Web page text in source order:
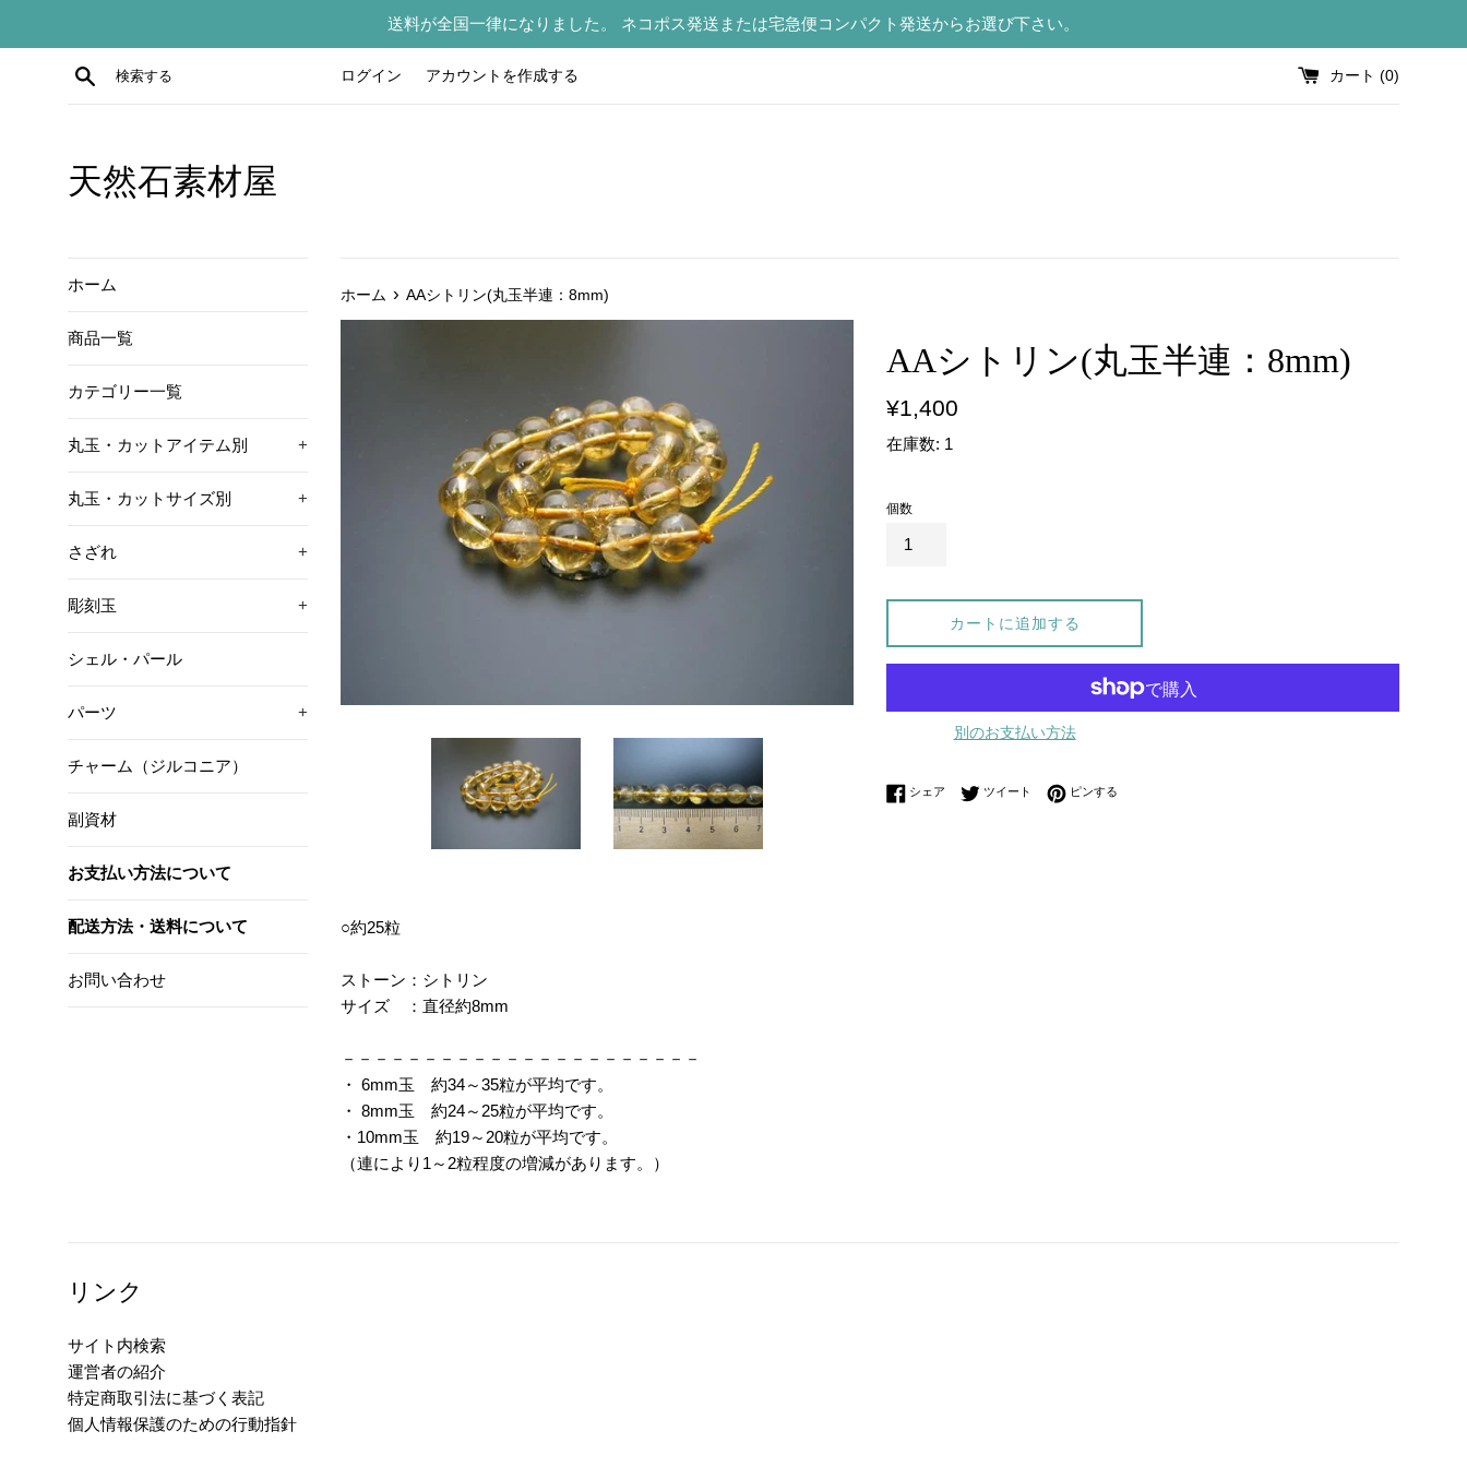
送料が全国一律になりました。 ネコポス発送または宅急便コンパクト発送からお選び下さい。
検索する ログイン アカウントを作成する カート (0)
天然石素材屋
ホーム
商品一覧
カテゴリー一覧
丸玉・カットアイテム別 +
丸玉・カットサイズ別 +
さざれ +
彫刻玉 +
シェル・パール
パーツ +
チャーム（ジルコニア）
副資材
お支払い方法について
配送方法・送料について
お問い合わせ
ホーム › AAシトリン(丸玉半連：8mm)
AAシトリン(丸玉半連：8mm)
通
価
¥1,400
在庫数: 1
個数
カートに追加する
別のお支払い方法
シェア Facebookでシェアする
ツイート Twitterに投稿する
ピンする
○約25粒
ストーン：シトリン
サイズ ：直径約8mm
－－－－－－－－－－－－－－－－－－－－－－
・ 6mm玉 約34～35粒が平均です。
・ 8mm玉 約24～25粒が平均です。
・10mm玉 約19～20粒が平均です。
（連により1～2粒程度の増減があります。）
リンク
サイト内検索
運営者の紹介
特定商取引法に基づく表記
個人情報保護のための行動指針